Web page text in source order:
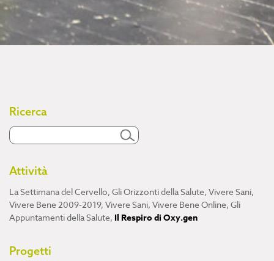
Ricerca
Attività
La Settimana del Cervello, Gli Orizzonti della Salute, Vivere Sani,
Vivere Bene 2009-2019, Vivere Sani, Vivere Bene Online, Gli
Appuntamenti della Salute, Il Respiro di Oxy.gen
Progetti